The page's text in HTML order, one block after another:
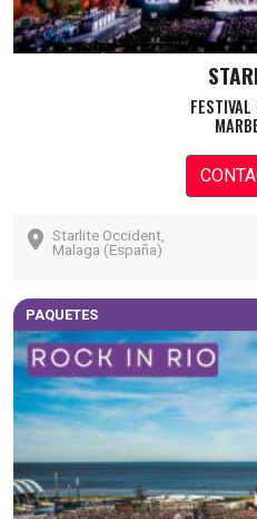
Starlite Occident,
Malaga (España)
PAQUETES